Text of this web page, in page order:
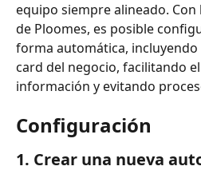
equipo siempre alineado.
de Ploomes, es posible
forma automática,
card del negocio, facilitando el
información y evitando
Configuración
1. Crear una nueva